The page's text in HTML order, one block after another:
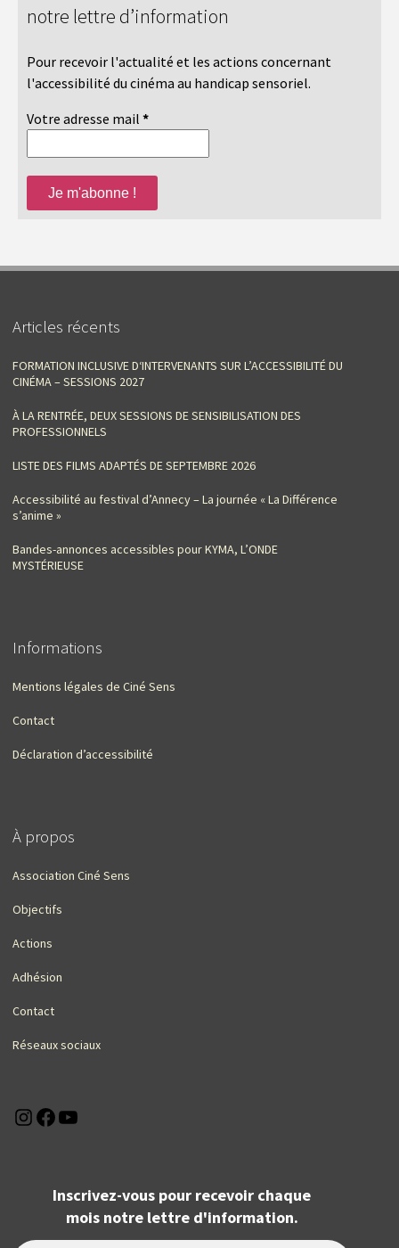
notre lettre d’information
Pour recevoir l'actualité et les actions concernant
l'accessibilité du cinéma au handicap sensoriel.
Votre adresse mail *
Articles récents
FORMATION INCLUSIVE D‘INTERVENANTS SUR L’ACCESSIBILITÉ DU
CINÉMA – SESSIONS 2027
À LA RENTRÉE, DEUX SESSIONS DE SENSIBILISATION DES
PROFESSIONNELS
LISTE DES FILMS ADAPTÉS DE SEPTEMBRE 2026
Accessibilité au festival d’Annecy – La journée « La Différence
s’anime »
Bandes-annonces accessibles pour KYMA, L’ONDE
MYSTÉRIEUSE
Informations
Mentions légales de Ciné Sens
Contact
Déclaration d’accessibilité
À propos
Association Ciné Sens
Objectifs
Actions
Adhésion
Contact
Réseaux sociaux
Instagram
Facebook
Inscrivez-vous pour recevoir chaque
mois notre lettre d'information.